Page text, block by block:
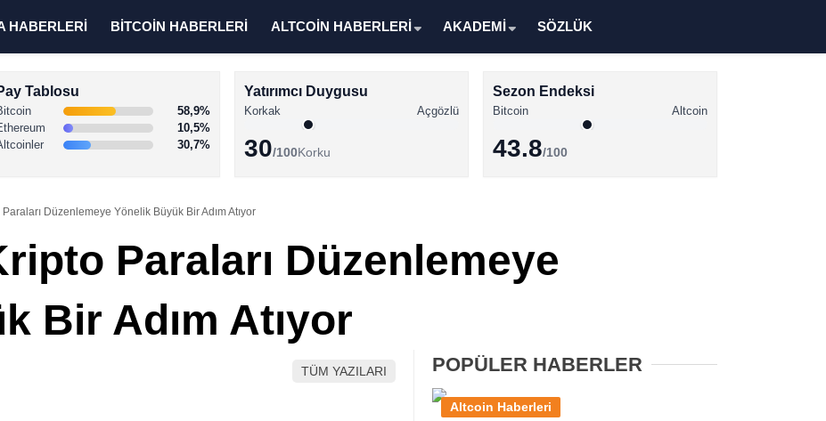
XRP Haberleri
HABERLERİ BİTCOİN HABERLERİ ALTCOİN HABERLERİ AKADEMİ SÖZLÜK
Tablosu
58,9%
10,5%
30,7%
Yatırımcı Duygusu
Korkak Açgözlü
30/100Korku
Sezon Endeksi
Bitcoin Altcoin
43.8/100
Düzenlemeye Yönelik Büyük Bir Adım Atıyor
Paraları Düzenlemeye
Bir Adım Atıyor
TÜM YAZILARI POPÜLER HABERLER
Altcoin Haberleri